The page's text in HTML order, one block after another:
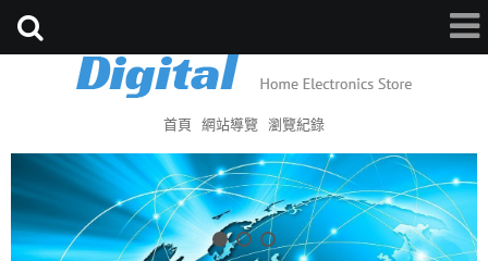
首頁 網站導覽 瀏覽紀錄